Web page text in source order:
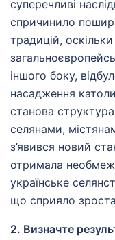
суперечливі
спричинило
традицій,
іншого боку,
насадження
станова
селянами,
з’явився новий
отримала
українське
що сприяло
2. Визначте